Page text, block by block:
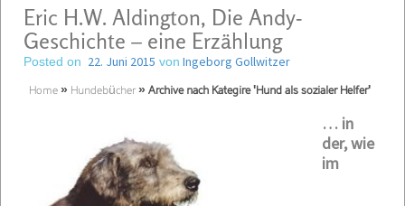
Eric H.W. Aldington, Die Andy-
Geschichte – eine Erzählung
Posted on 22. Juni 2015 von Ingeborg Gollwitzer
Home » Hundebücher » Archive nach Kategire 'Hund als sozialer Helfer'
… in
der, wie
im